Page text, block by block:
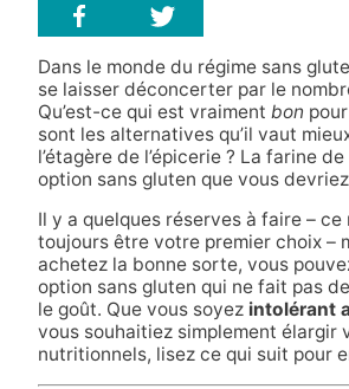
Dans le monde du régime sans
se laisser déconcerter par le
Qu’est-ce qui est vraiment bon
sont les alternatives qu’il vaut
l’étagère de l’épicerie ? La farine de
option sans gluten que vous
Il y a quelques réserves à faire –
toujours être votre premier choix –
achetez la bonne sorte, vous
option sans gluten qui ne fait pas
le goût. Que vous soyez intolérant
vous souhaitiez simplement élargir
nutritionnels, lisez ce qui suit pour